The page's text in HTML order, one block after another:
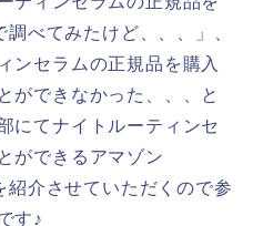
べてみたけど、、、」、
ンセラムの正規品を購入
ができなかった、、、と
にてナイトルーティンセ
ができるアマゾン
紹介させていただくので参
す♪